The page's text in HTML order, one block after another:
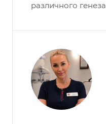
различного генеза